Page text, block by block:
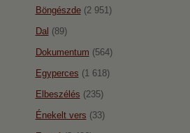
Böngészde(2 951)
Dal (89)
Dokumentum (564)
Egyperces (1 618)
Elbeszélés (235)
Énekelt vers (33)